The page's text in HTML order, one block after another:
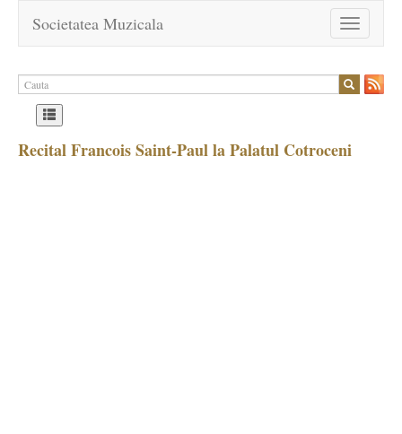
Toggle
navigation
Societatea Muzicala
Recital Francois Saint-Paul la Palatul Cotroceni